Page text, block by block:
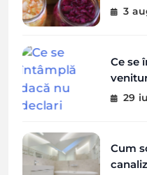
3
Ce se
29
Cum